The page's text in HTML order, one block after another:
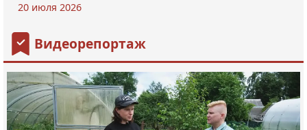
20 июля 2026
Видеорепортаж